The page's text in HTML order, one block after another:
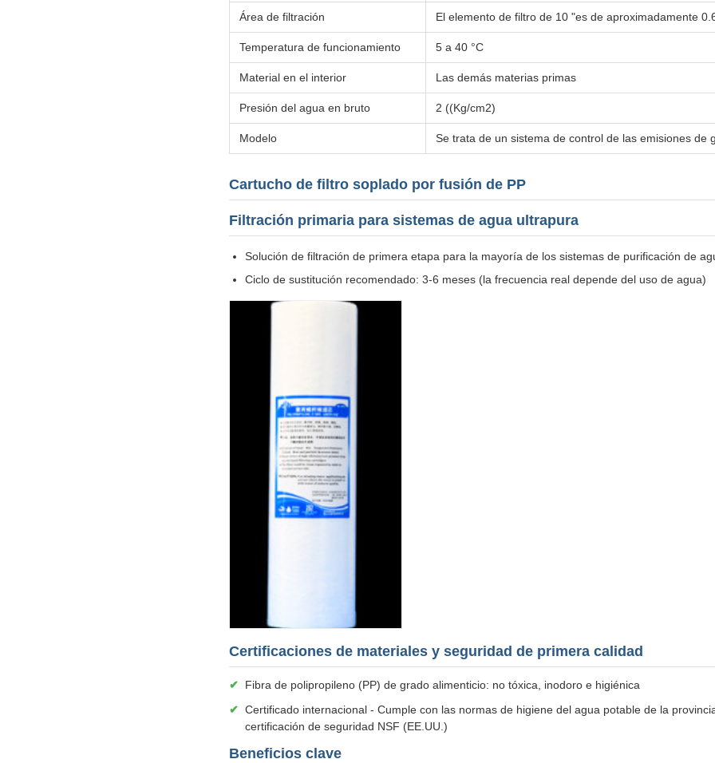
Área de filtración El elemento de filtro de 10 "es de aproximadamente
Temperatura de funcionamiento 5 a 40 °C
Material en el interior Las demás materias primas
Presión del agua en bruto 2 ((Kg/cm2)
Modelo Se trata de un sistema de control de las emisiones de
Cartucho de filtro soplado por fusión de PP
Filtración primaria para sistemas de agua ultrapura
Solución de filtración de primera etapa para la mayoría de los sistemas de purificación de
Ciclo de sustitución recomendado: 3-6 meses (la frecuencia real depende del uso de agua)
Certificaciones de materiales y seguridad de primera calidad
✔
Fibra de polipropileno (PP) de grado alimenticio: no tóxica, inodoro e higiénica
✔ Certificado internacional - Cumple con las normas de higiene del agua potable de la
certificación de seguridad NSF (EE.UU.)
Beneficios clave